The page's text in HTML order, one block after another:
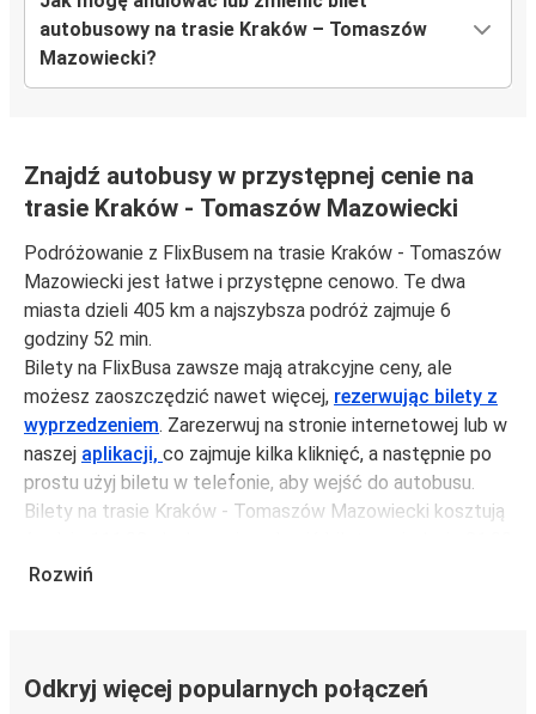
autobusowy na trasie Kraków – Tomaszów
Mazowiecki?
Znajdź autobusy w przystępnej cenie na
trasie Kraków - Tomaszów Mazowiecki
Podróżowanie z FlixBusem na trasie Kraków - Tomaszów
Mazowiecki jest łatwe i przystępne cenowo. Te dwa
miasta dzieli 405 km a najszybsza podróż zajmuje 6
godziny 52 min.
Bilety na FlixBusa zawsze mają atrakcyjne ceny, ale
możesz zaoszczędzić nawet więcej, rezerwując bilety z
wyprzedzeniem. Zarezerwuj na stronie internetowej lub w
naszej aplikacji, co zajmuje kilka kliknięć, a następnie po
prostu użyj biletu w telefonie, aby wejść do autobusu.
Bilety na trasie Kraków - Tomaszów Mazowiecki kosztują
zł, jeśli zarezerwujesz z wyprzedzeniem lub w dni robocze,
Podróż na trasie Kraków - Tomaszów Mazowiecki
Rozwiń
Odkryj więcej popularnych połączeń